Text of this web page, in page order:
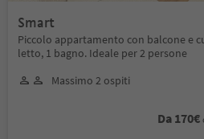
Smart
Piccolo appartamento con balcone e
letto, 1 bagno. Ideale per 2 persone
Massimo 2 ospiti
Da 170€